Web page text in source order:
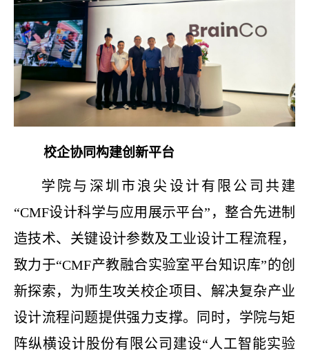
校企协同构建创新平台
学院与 深圳市浪尖设计有限公司共建
“CMF设计科学与应用展示平台”，整合先进制
造技术、关键设计参数及工业设计工程流程，
致力于“CMF产教融合实验室平台知识库”的创
新探索，为师生攻关校企项目、解决复杂产业
设计流程问题提供强力支撑。同时，学院与矩
阵纵横设计股份有限公司建设“人工智能实验